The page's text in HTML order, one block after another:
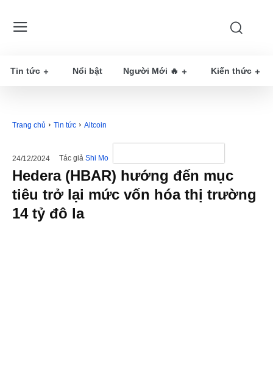
Tin tức Nổi bật Người Mới 🔥 Kiến thức
Trang chủ Tin tức Altcoin
24/12/2024 Tác giả Shi Mo
Hedera (HBAR) hướng đến mục
tiêu trở lại mức vốn hóa thị trường
14 tỷ đô la